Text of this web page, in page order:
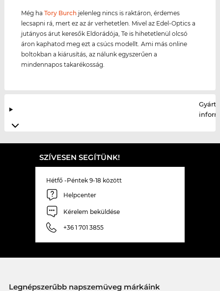
Még haTory Burch jelenleg nincs is raktáron, érdemes
lecsapni rá, mert ez az ár verhetetlen. Mivel az Edel-Optics a
jutányos árut keresők Eldorádója, Te is hihetetlenül olcsó
áron kaphatod meg ezt a csúcs modellt. Ami más online
boltokban a kiárusítás, az nálunk egyszerűen a
mindennapos takarékosság.
SZÍVESEN SEGÍTÜNK!
Hétfő -Péntek 9-18 között
Helpcenter
Kérelem beküldése
+36 1 701 3855
Legnépszerűbb napszemüveg márkáink